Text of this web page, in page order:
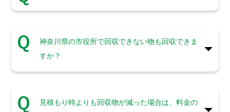
神奈川県の市役所で回収できない物も回収できま
すか？
見積もり時よりも回収物が減った場合は、料金の